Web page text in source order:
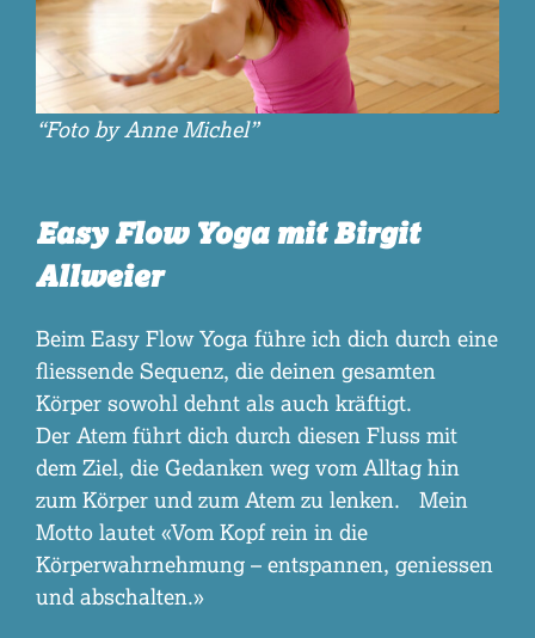
“Foto by Anne Michel”
Easy Flow Yoga mit Birgit
Allweier
Beim Easy Flow Yoga führe ich dich durch eine
fliessende Sequenz, die deinen gesamten
Körper sowohl dehnt als auch kräftigt.
Der Atem führt dich durch diesen Fluss mit
dem Ziel, die Gedanken weg vom Alltag hin
zum Körper und zum Atem zu lenken. Mein
Motto lautet «Vom Kopf rein in die
Körperwahrnehmung – entspannen, geniessen
und abschalten.»